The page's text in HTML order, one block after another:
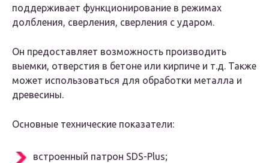
поддерживает функционирование в режимах
долбления, сверления, сверления с ударом.
Он предоставляет возможность производить
выемки, отверстия в бетоне или кирпиче и т.д. Также
может использоваться для обработки металла и
древесины.
Основные технические показатели:
встроенный патрон SDS-Plus;